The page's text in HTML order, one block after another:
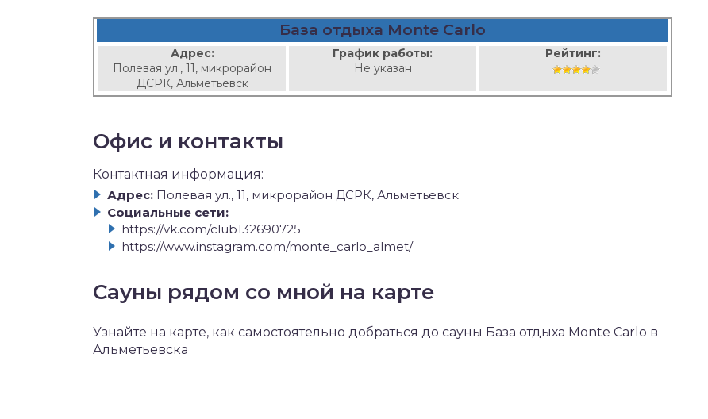
База отдыха Monte Carlo
Адрес:
Полевая ул., 11, микрорайон
ДСРК, Альметьевск
График работы:
Не указан
Рейтинг:
Офис и контакты
Контактная информация:
Адрес: Полевая ул., 11, микрорайон ДСРК, Альметьевск
Социальные сети:
https://vk.com/club132690725
https://www.instagram.com/monte_carlo_almet/
Сауны рядом со мной на карте
Узнайте на карте, как самостоятельно добраться до сауны База отдыха Monte Carlo в
Альметьевска